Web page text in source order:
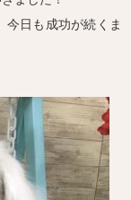
今日も成功が続くま